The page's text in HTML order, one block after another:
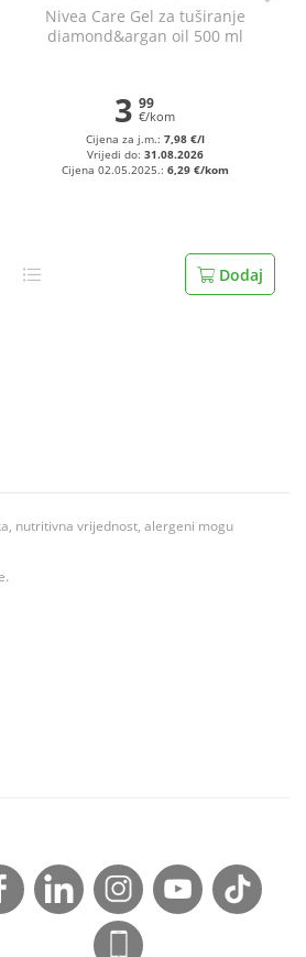
Nivea Care Gel za tuširanje
diamond&argan oil 500 ml
3 99
€/kom
Cijena za j.m.: 7,98 €/l
Vrijedi do: 31.08.2026
Cijena 02.05.2025.: 6,29 €/kom
Dodaj
nutritivna vrijednost, alergeni mogu